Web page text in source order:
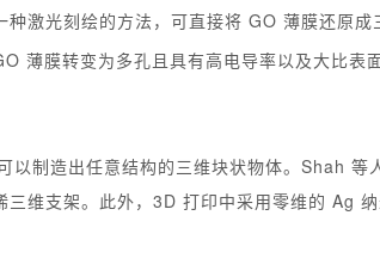
激光刻绘的方法，可直接将 GO 薄膜还原成
薄膜转变为多孔且具有高电导率以及大比表
制造出任意结构的三维块状物体。Shah 等
维支架。此外，3D 打印中采用零维的 Ag